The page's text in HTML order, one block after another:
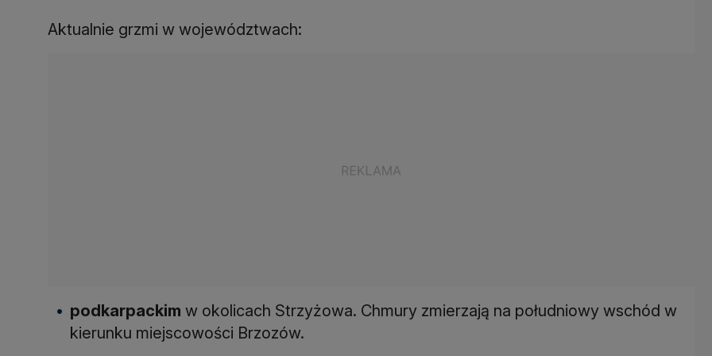
Aktualnie grzmi w województwach:
podkarpackim w okolicach Strzyżowa. Chmury zmierzają na południowy wschód w
kierunku miejscowości Brzozów.